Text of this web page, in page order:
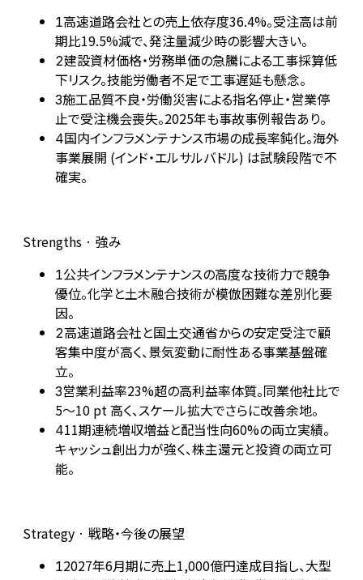
1高速道路会社との売上依存度36.4%。受注高は前
期比19.5%減で、発注量減少時の影響大きい。
2建設資材価格・労務単価の急騰による工事採算低
下リスク。技能労働者不足で工事遅延も懸念。
3施工品質不良・労働災害による指名停止・営業停
止で受注機会喪失。2025年も事故事例報告あり。
4国内インフラメンテナンス市場の成長率鈍化。海外
事業展開 (インド・エルサルバドル) は試験段階で不
確実。
Strengths · 強み
1公共インフラメンテナンスの高度な技術力で競争
優位。化学と土木融合技術が模倣困難な差別化要
因。
2高速道路会社と国土交通省からの安定受注で顧
客集中度が高く、景気変動に耐性ある事業基盤確
立。
3営業利益率23%超の高利益率体質。同業他社比で
5～10 pt 高く、スケール拡大でさらに改善余地。
411期連続増収増益と配当性向60%の両立実績。
キャッシュ創出力が強く、株主還元と投資の両立可
能。
Strategy · 戦略・今後の展望
12027年6月期に売上1,000億円達成目指し、大型